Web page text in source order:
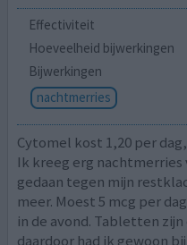
Effectiviteit
Hoeveelheid bijwerkingen
Bijwerkingen
nachtmerries
Cytomel kost 1,20 per
Ik kreeg erg
gedaan tegen mijn
meer. Moest 5 mcg per
in de avond. Tabletten
daardoor had ik gewoon